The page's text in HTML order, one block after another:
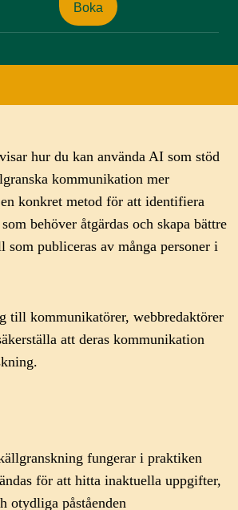
Boka
hur du kan använda AI som stöd
kommunikation mer
konkret metod för att identifiera
behöver åtgärdas och skapa bättre
publiceras av många personer i
till kommunikatörer, webbredaktörer
att deras kommunikation
fungerar i praktiken
för att hitta inaktuella uppgifter,
otydliga påståenden